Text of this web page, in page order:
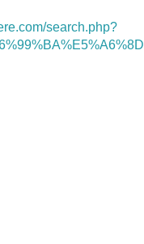
search.php?